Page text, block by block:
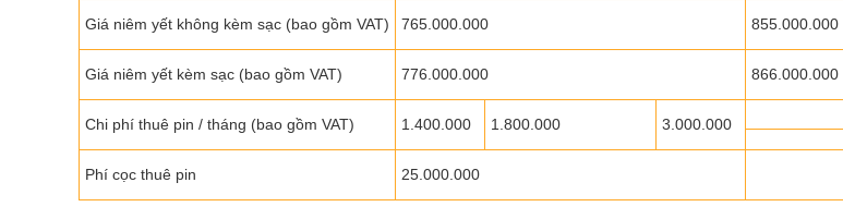
Giá niêm yết không kèm sạc (bao gồm VAT) 765.000.000 855.000.000
Giá niêm yết kèm sạc (bao gồm VAT) 776.000.000 866.000.000
Chi phí thuê pin / tháng (bao gồm VAT) 1.400.000 1.800.000 3.000.000
Phí cọc thuê pin 25.000.000